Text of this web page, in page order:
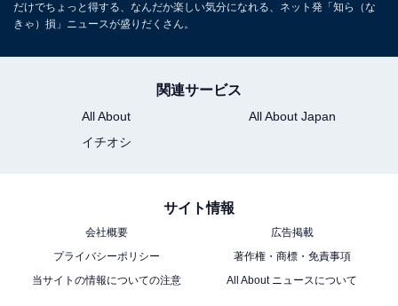
だけでちょっと得する、なんだか楽しい気分になれる、ネット発「知ら（な
きゃ）損」ニュースが盛りだくさん。
関連サービス
All About
All About Japan
イチオシ
サイト情報
会社概要
広告掲載
プライバシーポリシー
著作権・商標・免責事項
当サイトの情報についての注意
All About ニュースについて